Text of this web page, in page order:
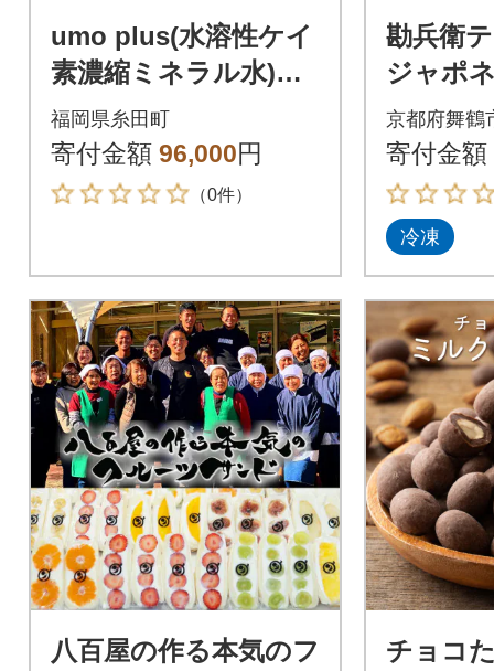
umo plus(水溶性ケイ
素濃縮ミネラル水)&
琥珀玉6袋セット
福岡県糸田町
寄付金額 96,000円
（0件）
勘兵衛
ジャポ
京都府舞鶴
寄付金額
冷凍
八百屋の作る本気のフ
チョコ